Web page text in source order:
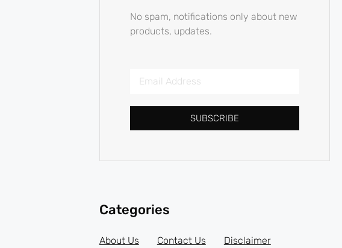
No spam, notifications only about new
products, updates.
SUBSCRIBE
Categories
About Us Contact Us Disclaimer